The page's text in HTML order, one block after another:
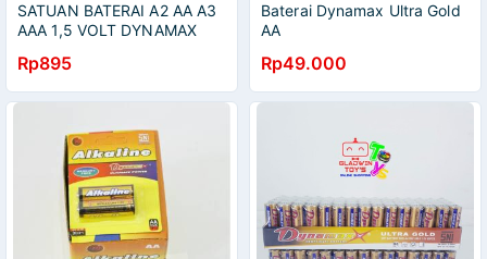
SATUAN BATERAI A2 AA A3
AAA 1,5 VOLT DYNAMAX
Rp895
Baterai Dynamax Ultra Gold
AA
Rp49.000